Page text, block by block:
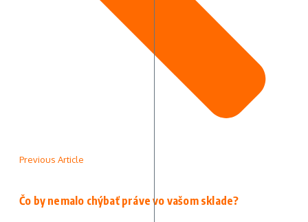
Previous Article
Čo by nemalo chýbať práve vo vašom sklade?